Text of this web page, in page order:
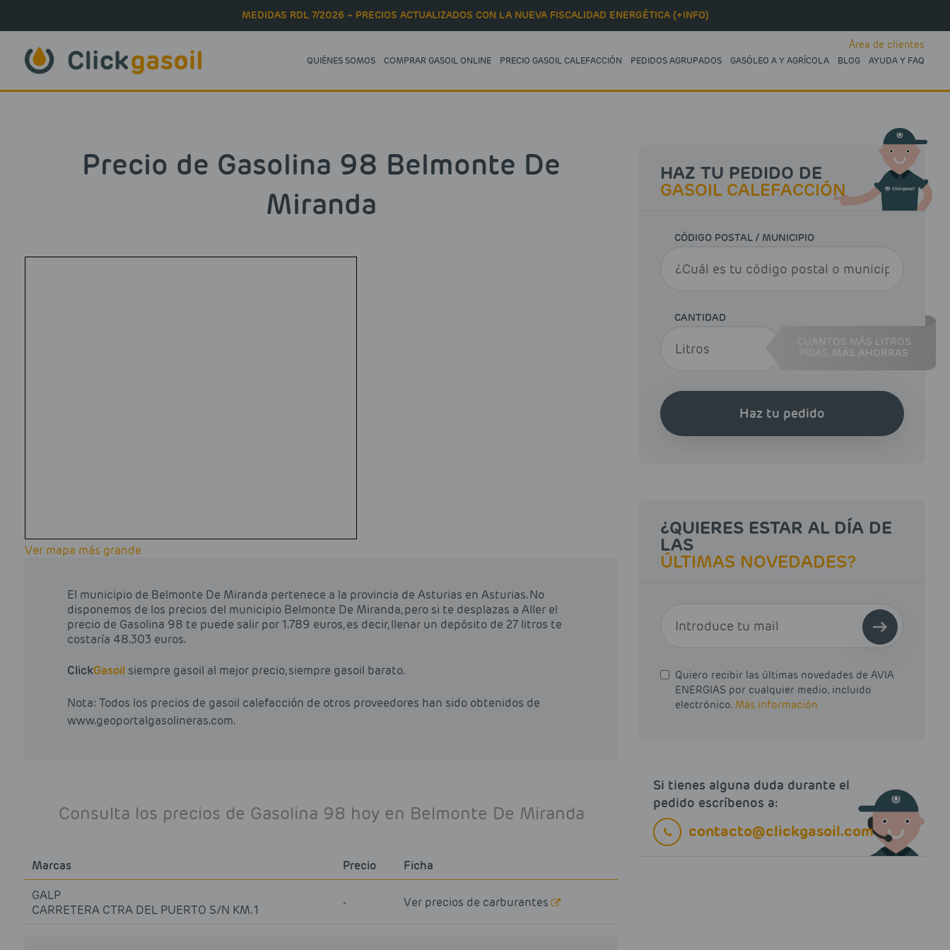
MEDIDAS RDL 7/2026 – PRECIOS ACTUALIZADOS CON LA NUEVA FISCALIDAD ENERGÉTICA (+INFO)
QUIÉNES SOMOS COMPRAR GASOIL ONLINE PRECIO GASOIL CALEFACCIÓN PEDIDOS AGRUPADOS GASÓLEO A Y AGRÍCOLA BLOG AYUDA Y FAQ
Área de clientes
Precio de Gasolina 98 Belmonte De
Miranda
Ver mapa más grande
El municipio de Belmonte De Miranda pertenece a la provincia de Asturias en Asturias. No
disponemos de los precios del municipio Belmonte De Miranda, pero si te desplazas a Aller el
precio de Gasolina 98 te puede salir por 1.789 euros, es decir, llenar un depósito de 27 litros te
costaría 48.303 euros.
ClickGasoil siempre gasoil al mejor precio, siempre gasoil barato.
Nota: Todos los precios de gasoil calefacción de otros proveedores han sido obtenidos de
www.geoportalgasolineras.com.
Consulta los precios de Gasolina 98 hoy en Belmonte De Miranda
Marcas Precio
Ficha
GALP
CARRETERA CTRA DEL PUERTO S/N KM. 1
- Ver precios de carburantes
HAZ TU PEDIDO DE
GASOIL CALEFACCIÓN
CÓDIGO POSTAL / MUNICIPIO
CANTIDAD
CUANTOS MÁS LITROS
MÁS AHORRAS
Haz tu pedido
¿QUIERES ESTAR AL DÍA DE
LAS
ÚLTIMAS NOVEDADES?
Quiero recibir las últimas novedades de AVIA
ENERGIAS por cualquier medio, incluido
electrónico. Más información
Si tienes alguna duda durante el
pedido escríbenos a:
contacto@clickgasoil.com